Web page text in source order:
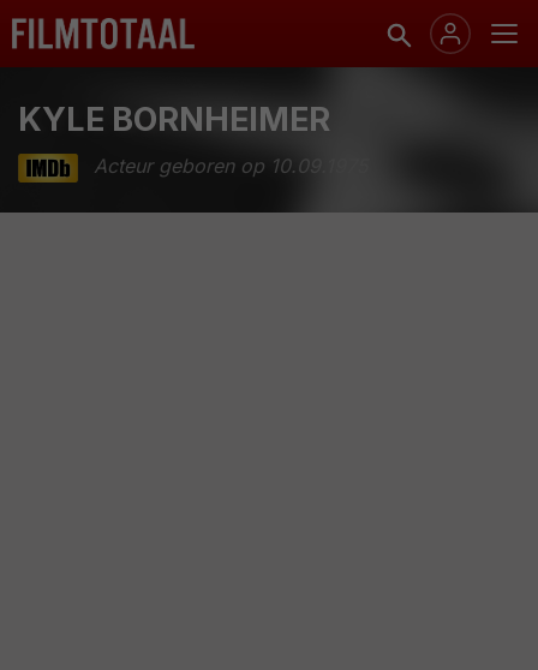
KYLE BORNHEIMER
Acteur geboren op 10.09.1975